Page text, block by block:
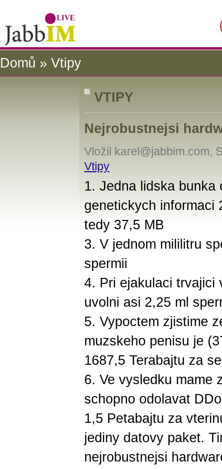
Domů » Vtipy
VTIPY
Nejrobustnejsi
Vložil karel@jabbim.com,
Vtipy
1. Jedna lidska bunka
genetickych informaci
tedy 37,5 MB
3. V jednom mililitru
spermii
4. Pri ejakulaci trvajici
uvolni asi 2,25 ml
5. Vypoctem zjistime
muzskeho penisu je
1687,5 Terabajtu za
6. Ve vysledku mame
schopno odolavat
1,5 Petabajtu za
jediny datovy paket.
nejrobustnejsi